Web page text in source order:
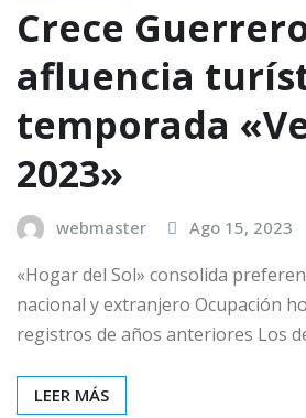
Crece
afluencia
temporada
2023»
webmaster Ago 15, 2023
«Hogar del Sol» consolida
nacional y extranjero Ocupación
registros de años anteriores Los
LEER MÁS